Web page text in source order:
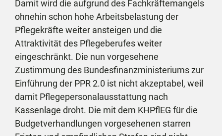
Damit wird die aufgrund des Fachkräftemangels
ohnehin schon hohe Arbeitsbelastung der
Pflegekräfte weiter ansteigen und die
Attraktivität des Pflegeberufes weiter
eingeschränkt. Die nun vorgesehene
Zustimmung des Bundesfinanzministeriums zur
Einführung der PPR 2.0 ist nicht akzeptabel, weil
damit Pflegepersonalausstattung nach
Kassenlage droht. Die mit dem KHPflEG für die
Budgetverhandlungen vorgesehenen starren